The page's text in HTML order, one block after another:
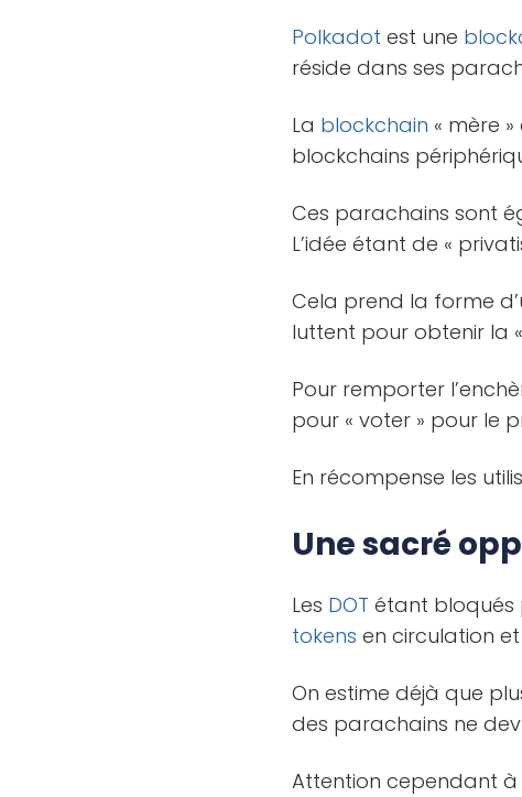
Polkadot est une
réside dans ses
La blockchain « mère »
blockchains
Ces parachains sont
L’idée étant de «
Cela prend la forme
luttent pour obtenir la
Pour remporter
pour « voter » pour le
En récompense les
Une sacré
Les DOT étant bloqués
tokens en circulation
On estime déjà que
des parachains ne
Attention cependant